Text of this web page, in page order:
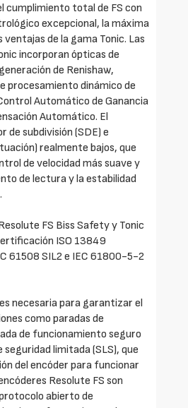
cumplimiento total de FS con
excepcional, la máxima
de la gama Tonic. Las
incorporan ópticas de
de Renishaw,
procesamiento dinámico de
Automático de Ganancia
Automático. El
de subdivisión (SDE) e
realmente bajos, que
de velocidad más suave y
de lectura y la estabilidad
FS Biss Safety y Tonic
ISO 13849
61508 SIL2 e IEC 61800-5-2
necesaria para garantizar el
como paradas de
de funcionamiento seguro
seguridad limitada (SLS), que
del encóder para funcionar
Resolute FS son
abierto de